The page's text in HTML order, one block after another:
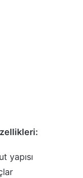
yapısı